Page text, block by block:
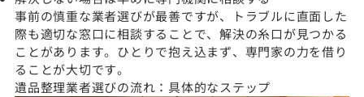
事前の慎重な業者選びが最善ですが、トラブルに直面した
際も適切な窓口に相談することで、解決の糸口が見つかる
ことがあります。ひとりで抱え込まず、専門家の力を借り
ることが大切です。
遺品整理業者選びの流れ：具体的なステップ